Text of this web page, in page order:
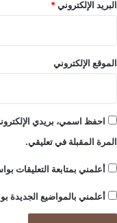
ل
البريد الإلكتروني*
الموقع الإلكتروني
احفظ اسمي، بريدي
المرة المقبلة في تعليقي.
أعلمني بمتابعة التعليقات
أعلمني بالمواضيع الجديدة